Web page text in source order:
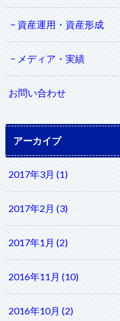
資産運用・資産形成
メディア・実績
お問い合わせ
アーカイブ
2017年3月 (1)
2017年2月 (3)
2017年1月 (2)
2016年11月 (10)
2016年10月 (2)